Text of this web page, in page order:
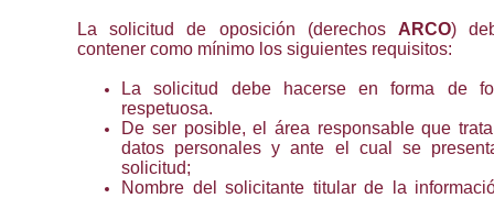
La solicitud de oposición (derechos ARCO)
contener como mínimo los siguientes requisitos:
La solicitud debe hacerse en forma de
respetuosa.
De ser posible, el área responsable que
datos personales y ante el cual se
solicitud;
Nombre del solicitante titular de la